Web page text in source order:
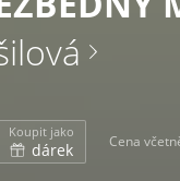
Koupit jako
dárek Cena